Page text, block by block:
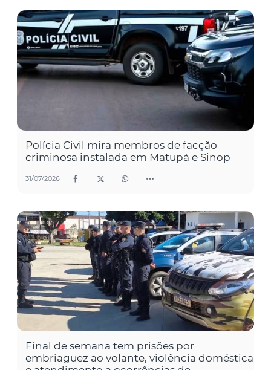
Polícia Civil mira membros de facção
criminosa instalada em Matupá e Sinop
31/07/2026
Final de semana tem prisões por
embriaguez ao volante, violência doméstica